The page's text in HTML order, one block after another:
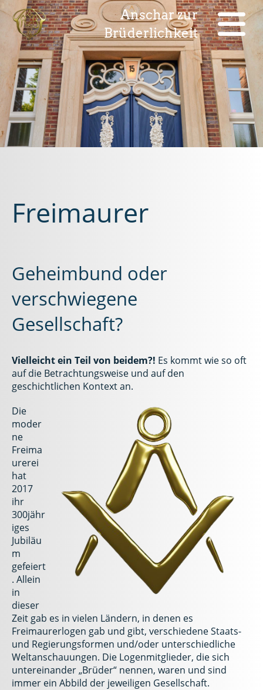
Anschar zur
Brüderlichkeit
Freimaurer
Geheimbund oder
verschwiegene
Gesellschaft?
Vielleicht ein Teil von beidem?! Es kommt wie so oft
auf die Betrachtungsweise und auf den
geschichtlichen Kontext an.
Die
moder
ne
Freima
urerei
hat
2017
ihr
300jähr
iges
Jubiläu
m
gefeiert
. Allein
in
dieser
Zeit gab es in vielen Ländern, in denen es
Freimaurerlogen gab und gibt, verschiedene Staats-
und Regierungsformen und/oder unterschiedliche
Weltanschauungen. Die Logenmitglieder, die sich
untereinander „Brüder“ nennen, waren und sind
immer ein Abbild der jeweiligen Gesellschaft.